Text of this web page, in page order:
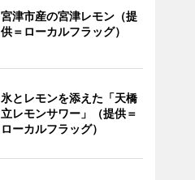
宮津市産の宮津レモン（提
供＝ローカルフラッグ）
氷とレモンを添えた「天橋
立レモンサワー」（提供＝
ローカルフラッグ）